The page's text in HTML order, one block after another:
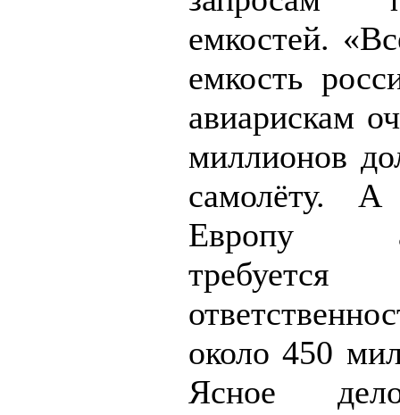
емкостей.
емкость
авиарискам
миллионов
самолёту.
Европу
около 450
Ясное